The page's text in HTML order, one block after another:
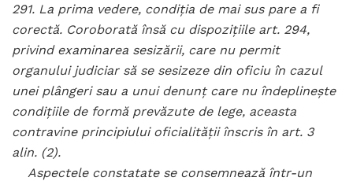
291. La prima vedere, condiţia de mai sus pare a fi
corectă. Coroborată însă cu dispoziţiile art. 294,
privind examinarea sesizării, care nu permit
organului judiciar să se sesizeze din oficiu în cazul
unei plângeri sau a unui denunţ care nu îndeplineşte
condiţiile de formă prevăzute de lege, aceasta
contravine principiului oficialităţii înscris în art. 3
alin. (2).
Aspectele constatate se consemnează într-un